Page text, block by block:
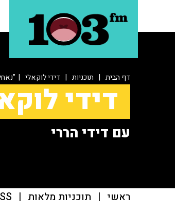
דף הבית | תוכניות | דידי לוקאלי |
דידי
עם דידי הררי
ראשי | תוכניות מלאות |